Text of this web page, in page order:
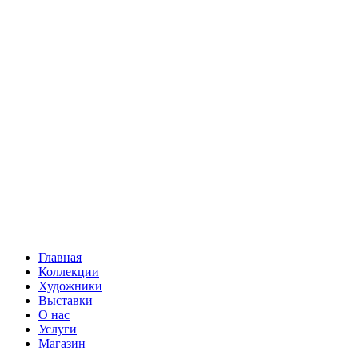
Главная
Коллекции
Художники
Выставки
О нас
Услуги
Магазин